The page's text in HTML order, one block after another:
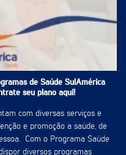
de Saúde SulAmérica
seu plano aqui!
com diversas serviços e
e promoção a saúde, de
Com o Programa Saúde
diversos programas